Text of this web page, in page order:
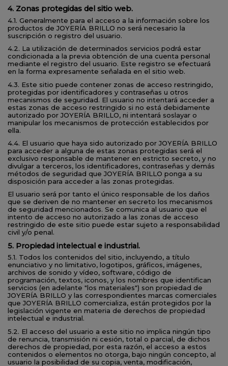
4. Zonas protegidas del sitio web.
4.1. Generalmente para el acceso a la información sobre los
productos de JOYERÍA BRILLO no será necesario la
suscripción o registro del usuario.
4.2. La utilización de determinados servicios podrá estar
condicionada a la previa obtención de una cuenta personal
mediante el registro del usuario. Este registro se efectuará
en la forma expresamente señalada en el sitio web.
4.3. Este sitio puede contener zonas de acceso restringido,
protegidas por identificadores y contraseñas u otros
mecanismos de seguridad. El usuario no intentará acceder a
estas zonas de acceso restringido si no está debidamente
autorizado por JOYERÍA BRILLO, ni intentará soslayar o
manipular los mecanismos de protección establecidos por
ella.
4.4. El usuario que haya sido autorizado por JOYERÍA BRILLO
para acceder a alguna de estas zonas protegidas será el
exclusivo responsable de mantener en estricto secreto, y no
divulgar a terceros, los identificadores, contraseñas y demás
métodos de seguridad que JOYERÍA BRILLO ponga a su
disposición para acceder a las zonas protegidas.
El usuario será por tanto el único responsable de los daños
que se deriven de no mantener en secreto los mecanismos
de seguridad mencionados. Se comunica al usuario que el
intento de acceso no autorizado a las zonas de acceso
restringido de este sitio puede estar sujeto a responsabilidad
civil y/o penal.
5. Propiedad intelectual e industrial.
5.1. Todos los contenidos del sitio, incluyendo, a título
enunciativo y no limitativo, logotipos, gráficos, imágenes,
archivos de sonido y vídeo, software, código de
programación, textos, iconos, y los nombres que identifican
servicios (en adelante "los materiales") son propiedad de
JOYERÍA BRILLO y las correspondientes marcas comerciales
que JOYERÍA BRILLO comercializa, están protegidos por la
legislación vigente en materia de derechos de propiedad
intelectual e industrial.
5.2. El acceso del usuario a este sitio no implica ningún tipo
de renuncia, transmisión ni cesión, total o parcial, de dichos
derechos de propiedad, por esta razón, el acceso a estos
contenidos o elementos no otorga, bajo ningún concepto, al
usuario la posibilidad de su copia, venta, modificación,